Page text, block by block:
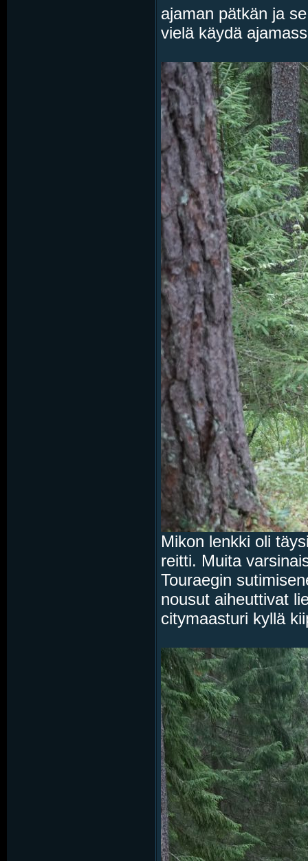
ajaman pätkän ja
vielä käydä
Mikon lenkki oli
reitti. Muita
Touraegin
nousut aiheuttivat
citymaasturi kyllä